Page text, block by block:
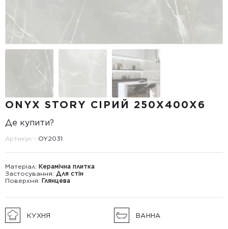
ONYX STORY СІРИЙ 250Х400X6
Де купити?
Артикул - OY2031
Матеріал: Керамічна плитка
Застосування: Для стін
Поверхня: Глянцева
КУХНЯ ВАННА